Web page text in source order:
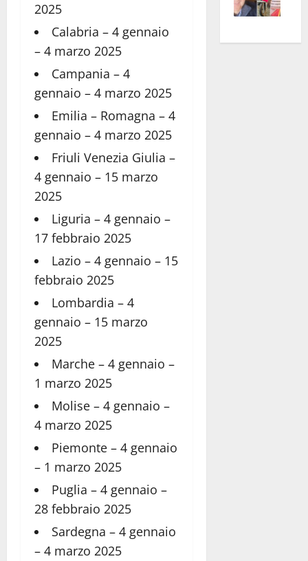
2025
Calabria – 4 gennaio
– 4 marzo 2025
Campania – 4
gennaio – 4 marzo 2025
Emilia – Romagna – 4
gennaio – 4 marzo 2025
Friuli Venezia Giulia –
4 gennaio – 15 marzo
2025
Liguria – 4 gennaio –
17 febbraio 2025
Lazio – 4 gennaio – 15
febbraio 2025
Lombardia – 4
gennaio – 15 marzo
2025
Marche – 4 gennaio –
1 marzo 2025
Molise – 4 gennaio –
4 marzo 2025
Piemonte – 4 gennaio
– 1 marzo 2025
Puglia – 4 gennaio –
28 febbraio 2025
Sardegna – 4 gennaio
– 4 marzo 2025
euro